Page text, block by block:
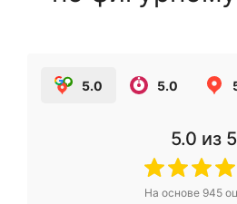
5.0 5.0
5.0 из 5
На основе 945